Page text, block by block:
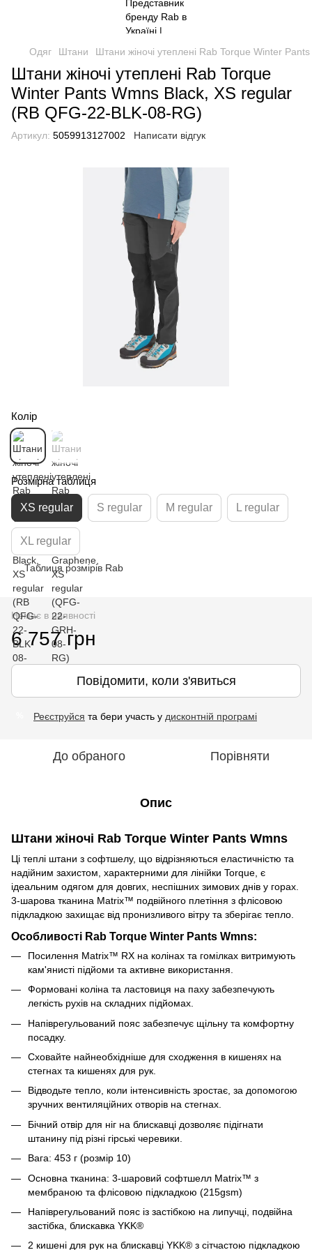
Одяг Штани Штани жіночі утеплені Rab Torque Winter
Штани жіночі утеплені Rab Torque
Winter Pants Wmns Black, XS regular
(RB QFG-22-BLK-08-RG)
Артикул: 5059913127002 Написати відгук
Колір
Розмірна таблиця
XS regular S regular M regular L regular
XL regular
Таблиця розмірів Rab
Немає в наявності
6 757 грн
Повідомити, коли з'явиться
Реєструйся та бери участь у дисконтній програмі
До обраного Порівняти
Опис
Штани жіночі Rab Torque Winter Pants Wmns
Ці теплі штани з софтшелу, що відрізняються еластичністю та
надійним захистом, характерними для лінійки Torque, є
ідеальним одягом для довгих, неспішних зимових днів у горах.
3-шарова тканина Matrix™ подвійного плетіння з флісовою
підкладкою захищає від пронизливого вітру та зберігає тепло.
Особливості Rab Torque Winter Pants Wmns:
Посилення Matrix™ RX на колінах та гомілках витримують
кам'янисті підйоми та активне використання.
Формовані коліна та ластовиця на паху забезпечують
легкість рухів на складних підйомах.
Напіврегульований пояс забезпечує щільну та комфортну
посадку.
Сховайте найнеобхідніше для сходження в кишенях на
стегнах та кишенях для рук.
Відводьте тепло, коли інтенсивність зростає, за допомогою
зручних вентиляційних отворів на стегнах.
Бічний отвір для ніг на блискавці дозволяє підігнати
штанину під різні гірські черевики.
Вага: 453 г (розмір 10)
Основна тканина: 3-шаровий софтшелл Matrix™ з
мембраною та флісовою підкладкою (215gsm)
Напіврегульований пояс із застібкою на липучці, подвійна
застібка, блискавка YKK®
2 кишені для рук на блискавці YKK® з сітчастою підкладкою